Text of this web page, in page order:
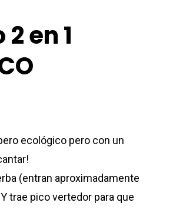
en 1
ecológico pero con un
(entran aproximadamente
trae pico vertedor para que